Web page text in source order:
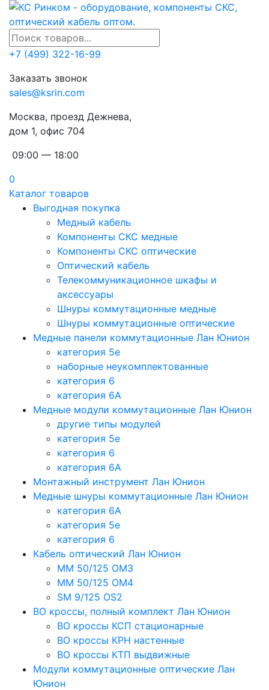
+7 (499) 322-16-99
Заказать звонок
sales@ksrin.com
Москва, проезд Дежнева,
дом 1, офис 704
09:00 — 18:00
0
Каталог товаров
Выгодная покупка
Медный кабель
Компоненты СКС медные
Компоненты СКС оптические
Оптический кабель
Телекоммуникационное шкафы и
аксессуары
Шнуры коммутационные медные
Шнуры коммутационные оптические
Медные панели коммутационные Лан Юнион
категория 5e
наборные неукомплектованные
категория 6
категория 6A
Медные модули коммутационные Лан Юнион
другие типы модулей
категория 5е
категория 6
категория 6A
Монтажный инструмент Лан Юнион
Медные шнуры коммутационные Лан Юнион
категория 6A
категория 5e
категория 6
Кабель оптический Лан Юнион
MM 50/125 OM3
MM 50/125 OM4
SM 9/125 OS2
ВО кроссы, полный комплект Лан Юнион
ВО кроссы КСП стационарные
ВО кроссы КРН настенные
ВО кроссы КТП выдвижные
Модули коммутационные оптические Лан
Юнион